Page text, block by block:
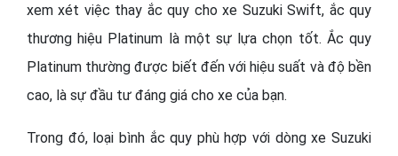
xem xét việc thay ắc quy cho xe Suzuki Swift, ắc quy
thương hiệu Platinum là một sự lựa chọn tốt. Ắc quy
Platinum thường được biết đến với hiệu suất và độ bền
cao, là sự đầu tư đáng giá cho xe của bạn.
Trong đó, loại bình ắc quy phù hợp với dòng xe Suzuki